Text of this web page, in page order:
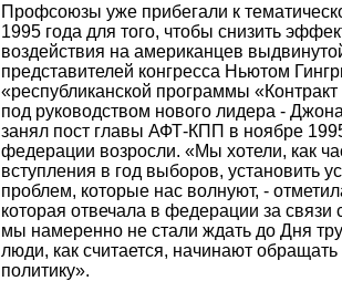
Профсоюзы уже прибегали к
1995 года для того, чтобы снизить
воздействия на американцев
представителей конгресса Ньютом
«республиканской программы
под руководством нового лидера -
занял пост главы АФТ-КПП в ноябре
федерации возросли. «Мы хотели, как
вступления в год выборов, установить
проблем, которые нас волнуют, -
которая отвечала в федерации за связи
мы намеренно не стали ждать до Дня
люди, как считается, начинают
политику».